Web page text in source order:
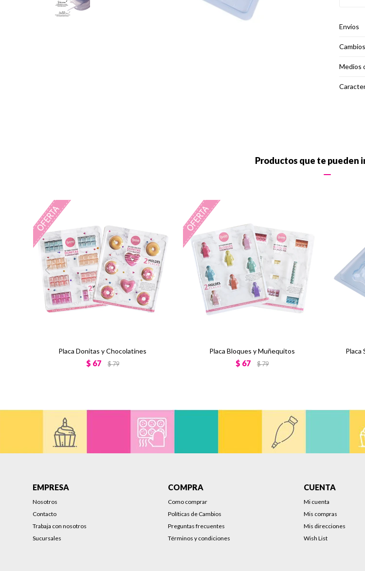
Envíos
Medios
Productos que te pueden
Placa Donitas y Chocolatines
$ 67 $79
Placa Bloques y Muñequitos
$ 67 $79
Placa
EMPRESA
Nosotros
Contacto
Trabaja con nosotros
Sucursales
COMPRA
Como comprar
Políticas de Cambios
Preguntas frecuentes
Términos y condiciones
CUENTA
Mi cuenta
Mis compras
Mis direcciones
Wish List